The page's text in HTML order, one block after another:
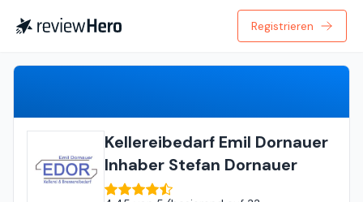
Registrieren
Kellereibedarf Emil Dornauer
Inhaber Stefan Dornauer